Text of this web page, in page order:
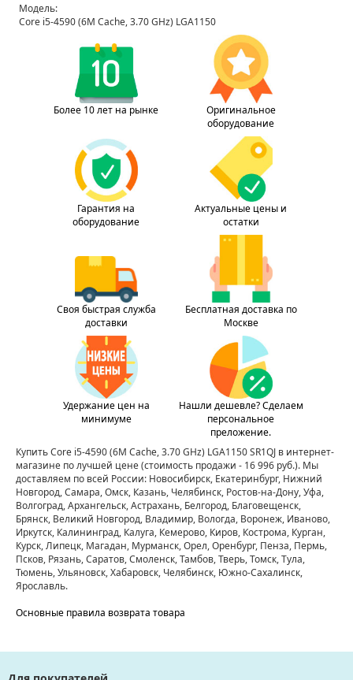
Модель:
Core i5-4590 (6M Cache, 3.70 GHz) LGA1150
Более 10 лет на рынке
Оригинальное
оборудование
Гарантия на
оборудование
Актуальные цены и
остатки
Своя быстрая служба
доставки
Бесплатная доставка по
Москве
Удержание цен на
минимуме
Нашли дешевле? Сделаем
персональное
преложение.
Купить Core i5-4590 (6M Cache, 3.70 GHz) LGA1150 SR1QJ в интернет-
магазине по лучшей цене(стоимость продажи - 16 996 руб.). Мы
доставляем по всей России: Новосибирск, Екатеринбург, Нижний
Новгород, Самара, Омск, Казань, Челябинск, Ростов-на-Дону, Уфа,
Волгоград, Архангельск, Астрахань, Белгород, Благовещенск,
Брянск, Великий Новгород, Владимир, Вологда, Воронеж, Иваново,
Иркутск, Калининград, Калуга, Кемерово, Киров, Кострома, Курган,
Курск, Липецк, Магадан, Мурманск, Орел, Оренбург, Пенза, Пермь,
Псков, Рязань, Саратов, Смоленск, Тамбов, Тверь, Томск, Тула,
Тюмень, Ульяновск, Хабаровск, Челябинск, Южно-Сахалинск,
Ярославль.
Основные правила возврата товара